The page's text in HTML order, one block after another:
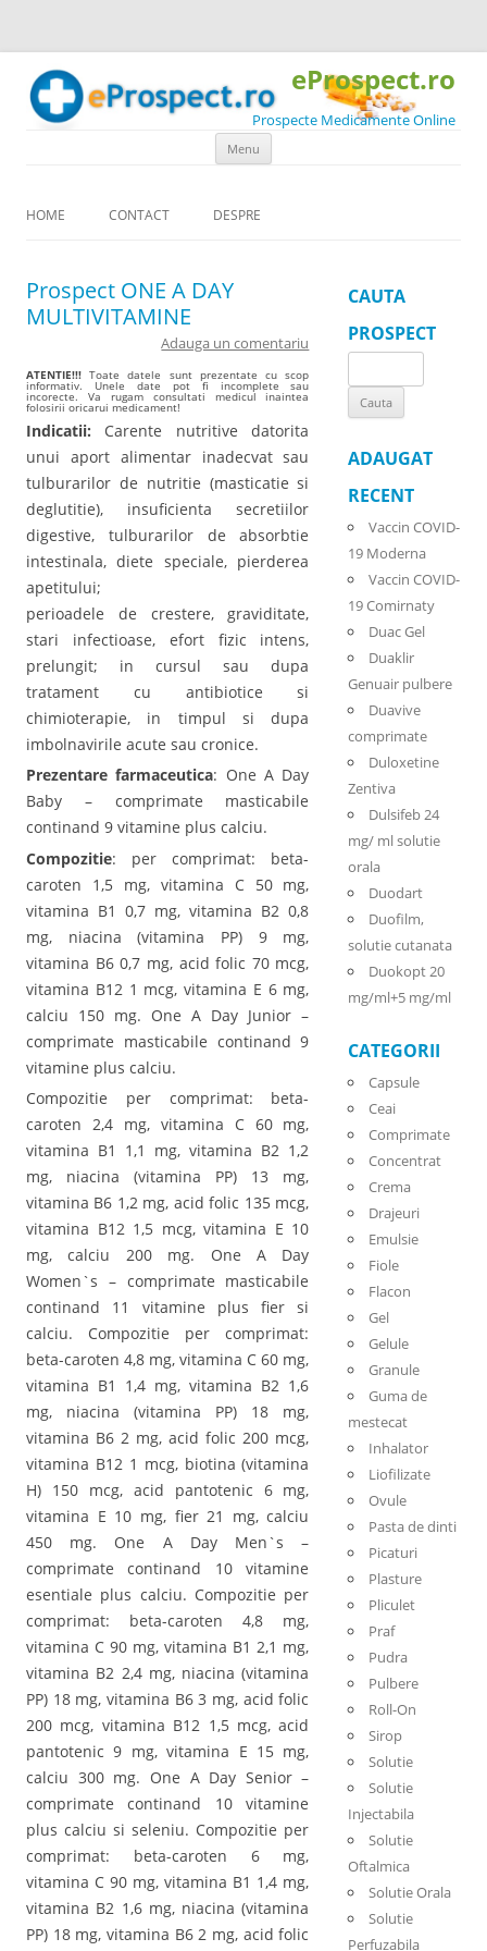
eProspect.ro
Prospecte Medicamente Online
Menu
HOME CONTACT DESPRE
Prospect ONE A DAY
MULTIVITAMINE
Adauga un comentariu
ATENTIE!!! Toate datele sunt prezentate cu scop
informativ. Unele date pot fi incomplete sau
incorecte. Va rugam consultati medicul inaintea
folosirii oricarui medicament!
Indicatii: Carente nutritive datorita
unui aport alimentar inadecvat sau
tulburarilor de nutritie (masticatie si
deglutitie), insuficienta secretiilor
digestive, tulburarilor de absorbtie
intestinala, diete speciale, pierderea
apetitului;
perioadele de crestere, graviditate,
stari infectioase, efort fizic intens,
prelungit; in cursul sau dupa
tratament cu antibiotice si
chimioterapie, in timpul si dupa
imbolnavirile acute sau cronice.
Prezentare farmaceutica: One A Day
Baby – comprimate masticabile
continand 9 vitamine plus calciu.
Compozitie: per comprimat: beta-
caroten 1,5 mg, vitamina C 50 mg,
vitamina B1 0,7 mg, vitamina B2 0,8
mg, niacina (vitamina PP) 9 mg,
vitamina B6 0,7 mg, acid folic 70 mcg,
vitamina B12 1 mcg, vitamina E 6 mg,
calciu 150 mg. One A Day Junior –
comprimate masticabile continand 9
vitamine plus calciu.
Compozitie per comprimat: beta-
caroten 2,4 mg, vitamina C 60 mg,
vitamina B1 1,1 mg, vitamina B2 1,2
mg, niacina (vitamina PP) 13 mg,
vitamina B6 1,2 mg, acid folic 135 mcg,
vitamina B12 1,5 mcg, vitamina E 10
mg, calciu 200 mg. One A Day
Women`s – comprimate masticabile
continand 11 vitamine plus fier si
calciu. Compozitie per comprimat:
beta-caroten 4,8 mg, vitamina C 60 mg,
vitamina B1 1,4 mg, vitamina B2 1,6
mg, niacina (vitamina PP) 18 mg,
vitamina B6 2 mg, acid folic 200 mcg,
vitamina B12 1 mcg, biotina (vitamina
H) 150 mcg, acid pantotenic 6 mg,
vitamina E 10 mg, fier 21 mg, calciu
450 mg. One A Day Men`s –
comprimate continand 10 vitamine
esentiale plus calciu. Compozitie per
comprimat: beta-caroten 4,8 mg,
vitamina C 90 mg, vitamina B1 2,1 mg,
vitamina B2 2,4 mg, niacina (vitamina
PP) 18 mg, vitamina B6 3 mg, acid folic
200 mcg, vitamina B12 1,5 mcg, acid
pantotenic 9 mg, vitamina E 15 mg,
calciu 300 mg. One A Day Senior –
comprimate continand 10 vitamine
plus calciu si seleniu. Compozitie per
comprimat: beta-caroten 6 mg,
vitamina C 90 mg, vitamina B1 1,4 mg,
vitamina B2 1,6 mg, niacina (vitamina
PP) 18 mg, vitamina B6 2 mg, acid folic
CAUTA
PROSPECT
for:
ADAUGAT
RECENT
Vaccin COVID-
19 Moderna
Vaccin COVID-
19 Comirnaty
Duac Gel
Duaklir
Genuair pulbere
Duavive
comprimate
Duloxetine
Zentiva
Dulsifeb 24
mg/ ml solutie
orala
Duodart
Duofilm,
solutie cutanata
Duokopt 20
mg/ml+5 mg/ml
CATEGORII
Capsule
Ceai
Comprimate
Concentrat
Crema
Drajeuri
Emulsie
Fiole
Flacon
Gel
Gelule
Granule
Guma de
mestecat
Inhalator
Liofilizate
Ovule
Pasta de dinti
Picaturi
Plasture
Pliculet
Praf
Pudra
Pulbere
Roll-On
Sirop
Solutie
Solutie
Injectabila
Solutie
Oftalmica
Solutie Orala
Solutie
Perfuzabila